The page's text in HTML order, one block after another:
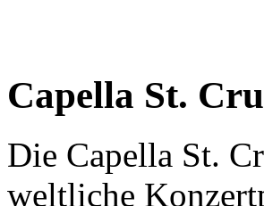
Capella St.
Die Capella St.
weltliche